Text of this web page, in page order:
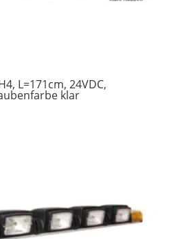
L=171cm, 24VDC,
klar